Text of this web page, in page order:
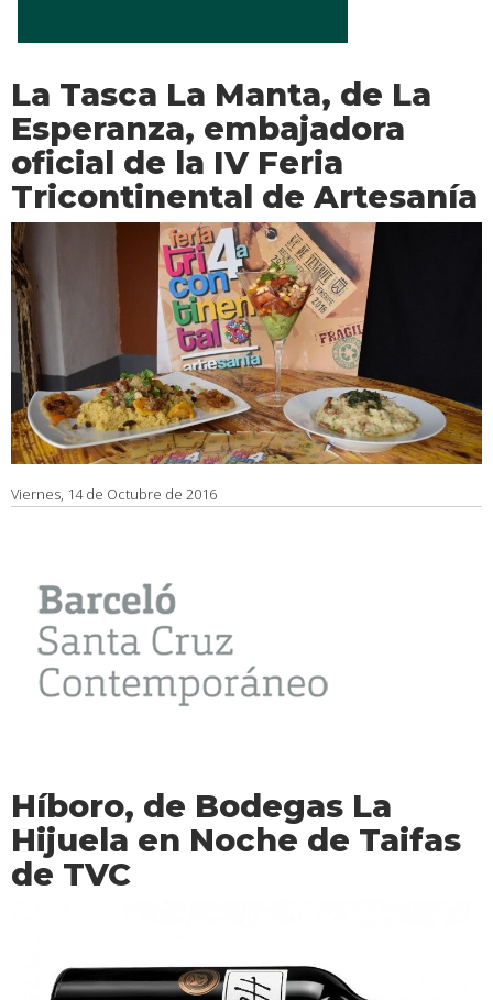
La Tasca La Manta, de La
Esperanza, embajadora
oficial de la IV Feria
Tricontinental de Artesanía
Viernes, 14 de Octubre de 2016
Híboro, de Bodegas La
Hijuela en Noche de Taifas
de TVC